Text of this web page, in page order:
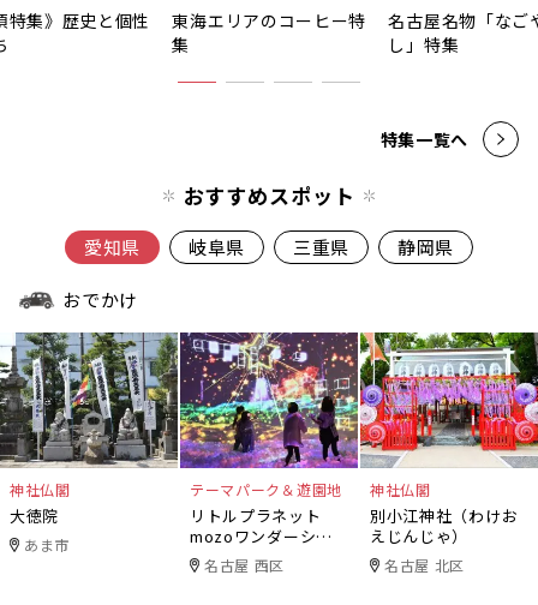
特集》歴史と個性
東海エリアのコーヒー特
集
名古屋名物「なご
し」特集
特集一覧へ
おすすめスポット
愛知県 岐阜県 三重県 静岡県
おでかけ
神社仏閣
大徳院
あま市
テーマパーク＆遊園地
リトルプラネット
mozoワンダーシテ
ィ 名古屋 西区
神社仏閣
別小江神社（わけお
えじんじゃ）
名古屋 北区